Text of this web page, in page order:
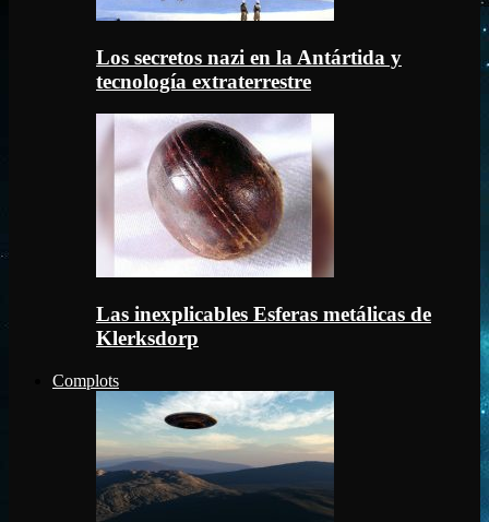
Los secretos nazi en la Antártida y
tecnología extraterrestre
Las inexplicables Esferas metálicas de
Klerksdorp
Complots